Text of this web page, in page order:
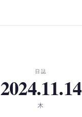
日誌
2024.11.14
木